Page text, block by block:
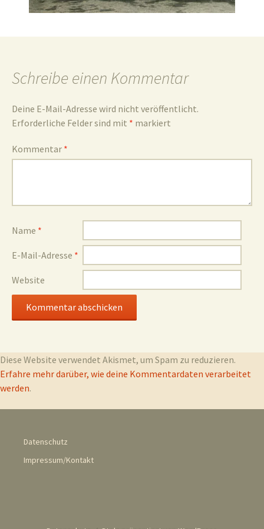
und
Schreibe einen Kommentar
Deine E-Mail-Adresse wird nicht veröffentlicht.
Erforderliche Felder sind mit * markiert
Kommentar *
Name *
E-Mail-Adresse *
Website
Diese Website verwendet Akismet, um Spam zu reduzieren.
Erfahre mehr darüber, wie deine Kommentardaten verarbeitet
werden.
Datenschutz
Impressum/Kontakt